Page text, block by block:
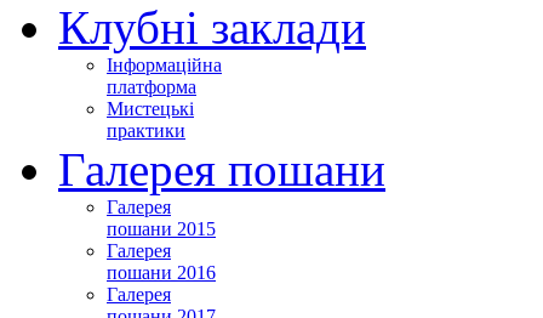
Клубні заклади
Інформаційна
платформа
Мистецькі
практики
Галерея пошани
Галерея
пошани 2015
Галерея
пошани 2016
Галерея